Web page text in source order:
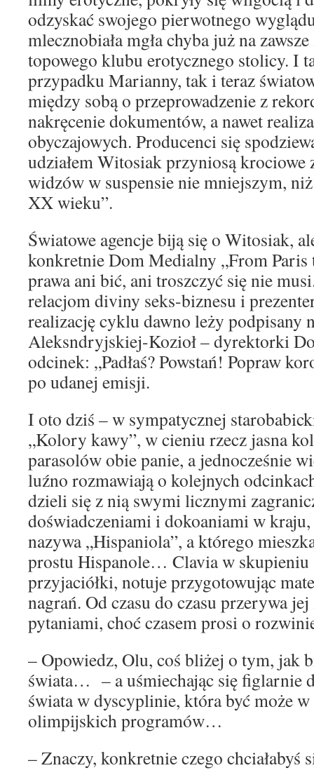
odzyskać swojego pierwotnego
mlecznobiała mgła chyba już na
topowego klubu erotycznego stolicy. I
przypadku Marianny, tak i teraz
między sobą o przeprowadzenie z
nakręcenie dokumentów, a nawet
obyczajowych. Producenci się
udziałem Witosiak przyniosą krociowe
widzów w suspensie nie mniejszym,
XX wieku”.
Światowe agencje biją się o Witosiak,
konkretnie Dom Medialny „From Paris
prawa ani bić, ani troszczyć się nie
relacjom diviny seks-biznesu i
realizację cyklu dawno leży
Aleksndryjskiej-Kozioł – dyrektorki
odcinek: „Padłaś? Powstań! Popraw
po udanej emisji.
I oto dziś – w sympatycznej
„Kolory kawy”, w cieniu rzecz jasna
parasolów obie panie, a jednocześnie
luźno rozmawiają o kolejnych
dzieli się z nią swymi licznymi
doświadczeniami i dokoaniami w
nazywa „Hispaniola”, a którego
prostu Hispanole… Clavia w skupieniu
przyjaciółki, notuje przygotowując
nagrań. Od czasu do czasu przerywa
pytaniami, choć czasem prosi o
– Opowiedz, Olu, coś bliżej o tym, jak
świata… – a uśmiechając się figlarnie
świata w dyscyplinie, która być może w
olimpijskich programów…
– Znaczy, konkretnie czego chciałabyś